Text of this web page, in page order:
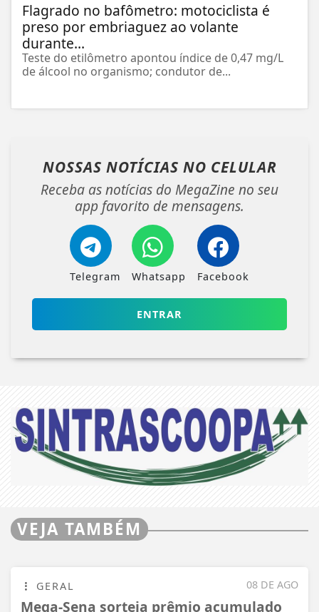
Flagrado no bafômetro: motociclista é
preso por embriaguez ao volante
durante...
Teste do etilômetro apontou índice de 0,47 mg/L
de álcool no organismo; condutor de...
NOSSAS NOTÍCIAS NO CELULAR
Receba as notícias do MegaZine no seu
app favorito de mensagens.
Telegram Whatsapp Facebook
ENTRAR
VEJA TAMBÉM
08 DE AGO
GERAL
Mega-Sena sorteia prêmio acumulado